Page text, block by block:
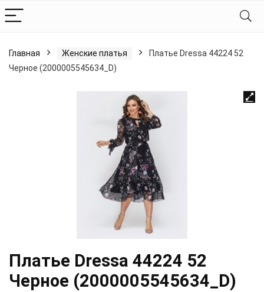
Главная Женские платья
Платье Dressa 44224 52
Черное (2000005545634_D)
Платье Dressa 44224 52
Черное (2000005545634_D)